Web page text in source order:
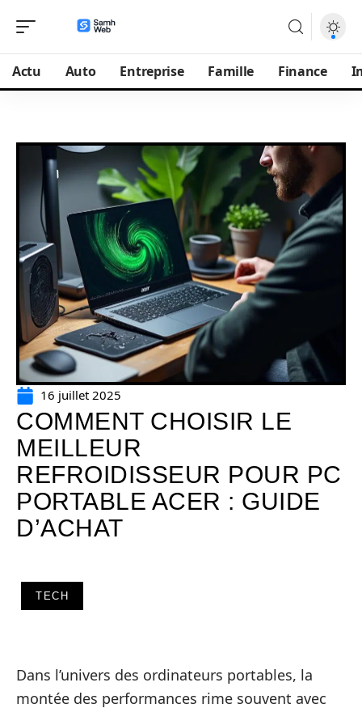
Actu Auto Entreprise Famille Finance
16 juillet 2025
COMMENT CHOISIR LE
MEILLEUR
REFROIDISSEUR POUR PC
PORTABLE ACER : GUIDE
D’ACHAT
TECH
Dans l’univers des ordinateurs portables, la
montée des performances rime souvent avec